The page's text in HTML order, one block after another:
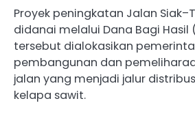
Proyek peningkatan Jalan
didanai melalui Dana Bagi Hasil
tersebut dialokasikan
pembangunan dan
jalan yang menjadi jalur
kelapa sawit.